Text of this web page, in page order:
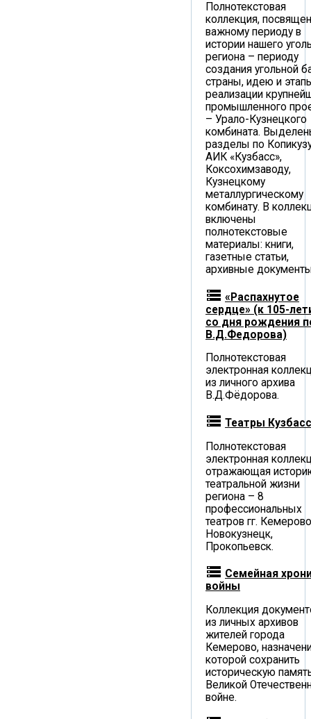
Полнотекстовая
коллекция,
важному периоду в
истории нашего
региона – периоду
создания угольной
страны, идею и
реализации
промышленного
– Урало-Кузнецкого
комбината.
разделы по
АИК «Кузбасс»,
Коксохимзаводу,
Кузнецкому
металлургическому
комбинату. В
включены
полнотекстовые
материалы: книги,
газетные статьи,
архивные
storage «Распахнутое
сердце» (к 105-
со дня рождения
В.Д.Федорова)
Полнотекстовая
электронная
из личного архива
В.Д.Фёдорова.
storage Театры
Полнотекстовая
электронная
отражающая
театральной жизни
региона – 8
профессиональных
театров гг.
Новокузнецк,
Прокопьевск.
storage Семейная
войны
Коллекция
из личных архивов
жителей города
Кемерово,
которой сохранить
историческую
Великой
войне.